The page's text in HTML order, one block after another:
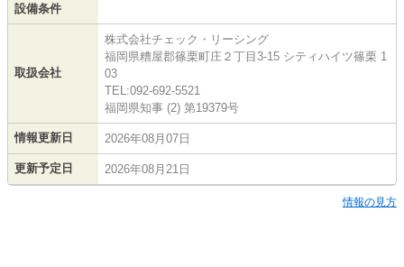
設備条件
取扱会社
株式会社チェック・リーシング
福岡県糟屋郡篠栗町庄２丁目3-15 シティハイツ篠栗 1
03
TEL:092-692-5521
福岡県知事 (2) 第19379号
情報更新日 2026年08月07日
更新予定日 2026年08月21日
情報の見方